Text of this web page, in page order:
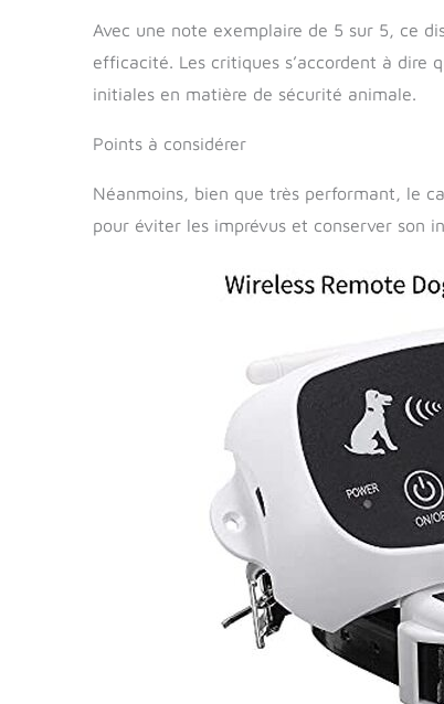
Avec une note exemplaire de 5 sur 5, ce
efficacité. Les critiques s’accordent à dire
initiales en matière de sécurité animale.
Points à considérer
Néanmoins, bien que très performant, le
pour éviter les imprévus et conserver son